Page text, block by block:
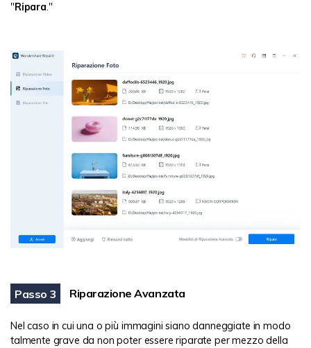
"Ripara."
Passo 3 Riparazione Avanzata
Nel caso in cui una o più immagini siano danneggiate in modo
talmente grave da non poter essere riparate per mezzo della